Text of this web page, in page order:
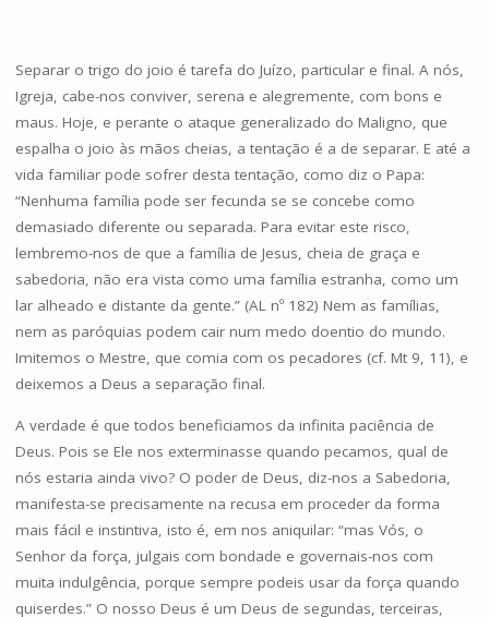
Separar o trigo do joio é tarefa do Juízo, particular e final. A nós,
Igreja, cabe-nos conviver, serena e alegremente, com bons e
maus. Hoje, e perante o ataque generalizado do Maligno, que
espalha o joio às mãos cheias, a tentação é a de separar. E até a
vida familiar pode sofrer desta tentação, como diz o Papa:
“Nenhuma família pode ser fecunda se se concebe como
demasiado diferente ou separada. Para evitar este risco,
lembremo-nos de que a família de Jesus, cheia de graça e
sabedoria, não era vista como uma família estranha, como um
lar alheado e distante da gente.” (AL nº 182) Nem as famílias,
nem as paróquias podem cair num medo doentio do mundo.
Imitemos o Mestre, que comia com os pecadores (cf. Mt 9, 11), e
deixemos a Deus a separação final.
A verdade é que todos beneficiamos da infinita paciência de
Deus. Pois se Ele nos exterminasse quando pecamos, qual de
nós estaria ainda vivo? O poder de Deus, diz-nos a Sabedoria,
manifesta-se precisamente na recusa em proceder da forma
mais fácil e instintiva, isto é, em nos aniquilar: “mas Vós, o
Senhor da força, julgais com bondade e governais-nos com
muita indulgência, porque sempre podeis usar da força quando
quiserdes.” O nosso Deus é um Deus de segundas, terceiras,